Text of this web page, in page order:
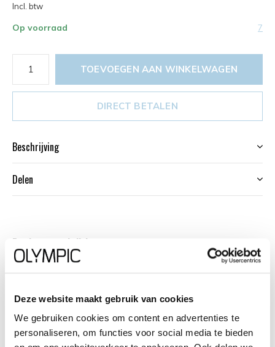
Deze website maakt gebruik van cookies
We gebruiken cookies om content en advertenties te
personaliseren, om functies voor social media te bieden
Incl. btw
Op voorraad 7
TOEVOEGEN AAN WINKELWAGEN
DIRECT BETALEN
Beschrijving
Delen
Productomschrijving
Dit unieke Olympic horloge met artikelnummer:
heeft een geborstelde matte zilverkleurige kast met een
witte wijzerplaat en zwarte arabische cijfers en
zilverkleurige wijzers. Aan het horloge zit een